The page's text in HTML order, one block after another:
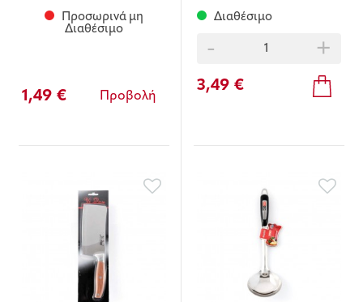
Προσωρινά μη
Διαθέσιμο
1,49 € Προβολή
Διαθέσιμο
- +
3,49 €